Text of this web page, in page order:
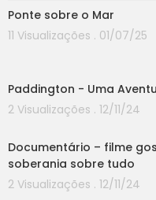
Ponte sobre o Mar
11 Visualizações . 01/07/25
Paddington - Uma
2 Visualizações . 12/11/24
Documentário – filme
soberania sobre tudo
2 Visualizações . 12/11/24